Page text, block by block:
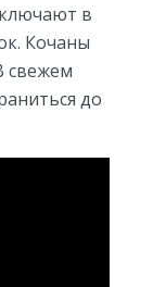
в
Кочаны
свежем
до